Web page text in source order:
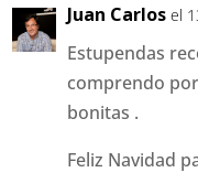
Juan Carlos el
Estupendas
comprendo
bonitas .
Feliz Navidad